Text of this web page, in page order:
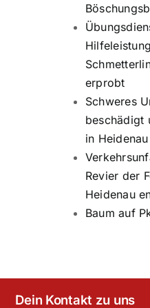
erprobt
Schweres
beschädigt
in Heidenau
Revier der
Heidenau
Baum auf
Dein Kontakt zu uns